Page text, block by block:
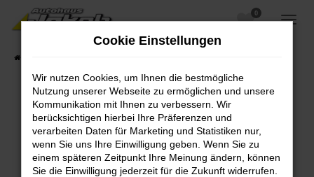
Zum
Hauptinhalt
0
Fehler: Network Error
Beim Laden ist ein Fehler aufgetreten.
Hier sind ein paar Tipps, die dir helfen können:
Cookie Einstellungen
Wir nutzen Cookies, um Ihnen die bestmögliche
Nutzung unserer Webseite zu ermöglichen und unsere
Kommunikation mit Ihnen zu verbessern. Wir
berücksichtigen hierbei Ihre Präferenzen und
verarbeiten Daten für Marketing und Statistiken nur,
wenn Sie uns Ihre Einwilligung geben. Wenn Sie zu
einem späteren Zeitpunkt Ihre Meinung ändern, können
Sie die Einwilligung jederzeit für die Zukunft widerrufen.